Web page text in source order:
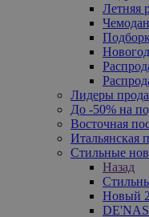
Летняя
Лидеры
До -50% на
Восточная
Итальянская
Стильные
Назад
Новый